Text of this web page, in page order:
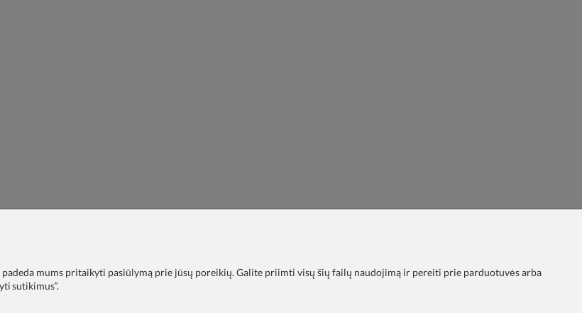
mums pritaikyti pasiūlymą prie jūsų poreikių. Galite priimti visų šių failų naudojimą ir pereiti prie parduotuvės arba
sutikimus“.